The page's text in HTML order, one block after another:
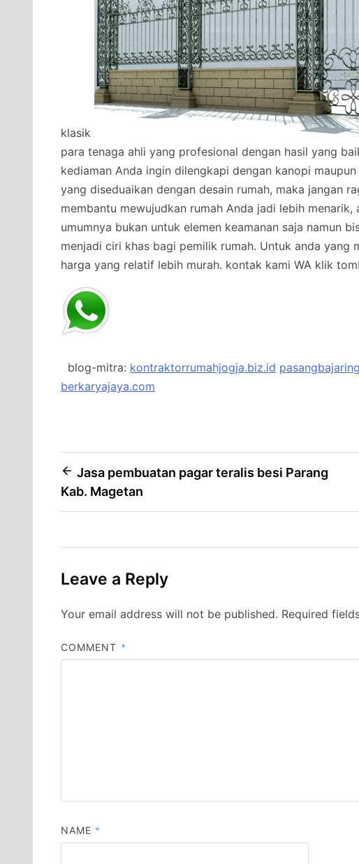
klasik
para tenaga ahli yang profesional dengan hasil yang
kediaman Anda ingin dilengkapi dengan kanopi
yang diseduaikan dengan desain rumah, maka jangan
membantu mewujudkan rumah Anda jadi lebih menarik,
umumnya bukan untuk elemen keamanan saja namun
menjadi ciri khas bagi pemilik rumah. Untuk anda yang
harga yang relatif lebih murah. kontak kami WA klik
blog-mitra: kontraktorrumahjogja.biz.id
berkaryajaya.com
Post
navigation
Jasa pembuatan pagar teralis besi Parang
Kab. Magetan
Leave a Reply
Your email address will not be published. Required
COMMENT *
NAME *